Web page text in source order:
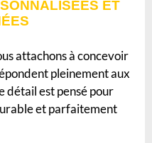
ET
attachons à concevoir
pleinement aux
détail est pensé pour
et parfaitement